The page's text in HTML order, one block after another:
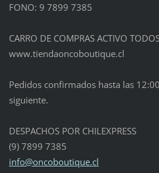
FONO: 9 7899 7385
CARRO DE COMPRAS ACTIVO
www.tiendaoncoboutique.cl
Pedidos confirmados hasta las
siguiente.
DESPACHOS POR CHILEXPRESS
(9) 7899 7385
info@oncoboutique.cl